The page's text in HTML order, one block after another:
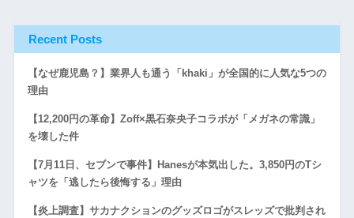
Recent Posts
【なぜ鹿児島？】業界人も通う「khaki」が全国的に人気な5つの
理由
【12,200円の革命】Zoff×黒石奈央子コラボが「メガネの常識」
を壊した件
【7月11日、セブンで事件】Hanesが本気出した。3,850円のTシ
ャツを「逃したら後悔する」理由
【炎上調査】サカナクションのグッズロゴがスレッズで批判され